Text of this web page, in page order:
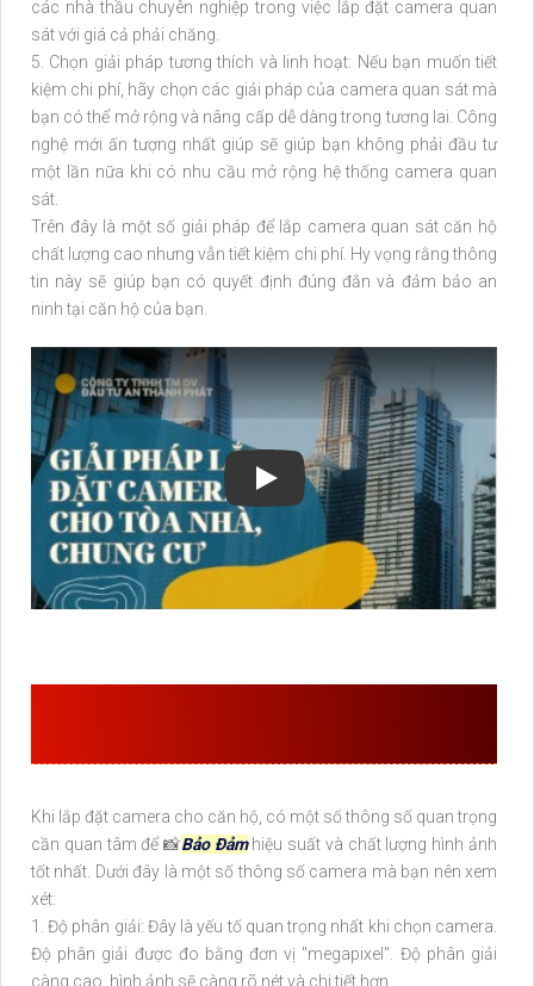
các nhà thầu chuyên nghiệp trong việc lắp đặt camera quan
sát với giá cả phải chăng.
5. Chọn giải pháp tương thích và linh hoạt: Nếu bạn muốn tiết
kiệm chi phí, hãy chọn các giải pháp của camera quan sát mà
bạn có thể mở rộng và nâng cấp dễ dàng trong tương lai. Công
nghệ mới ấn tượng nhất giúp sẽ giúp bạn không phải đầu tư
một lần nữa khi có nhu cầu mở rộng hệ thống camera quan
sát.
Trên đây là một số giải pháp để lắp camera quan sát căn hộ
chất lượng cao nhưng vẫn tiết kiệm chi phí. Hy vọng rằng thông
tin này sẽ giúp bạn có quyết định đúng đắn và đảm bảo an
ninh tại căn hộ của bạn.
Khi lắp đặt camera cho căn hộ, có một số thông số quan trọng
cần quan tâm để 📸Bảo Đảmhiệu suất và chất lượng hình ảnh
tốt nhất. Dưới đây là một số thông số camera mà bạn nên xem
xét:
1. Độ phân giải: Đây là yếu tố quan trọng nhất khi chọn camera.
Độ phân giải được đo bằng đơn vị "megapixel". Độ phân giải
càng cao, hình ảnh sẽ càng rõ nét và chi tiết hơn.